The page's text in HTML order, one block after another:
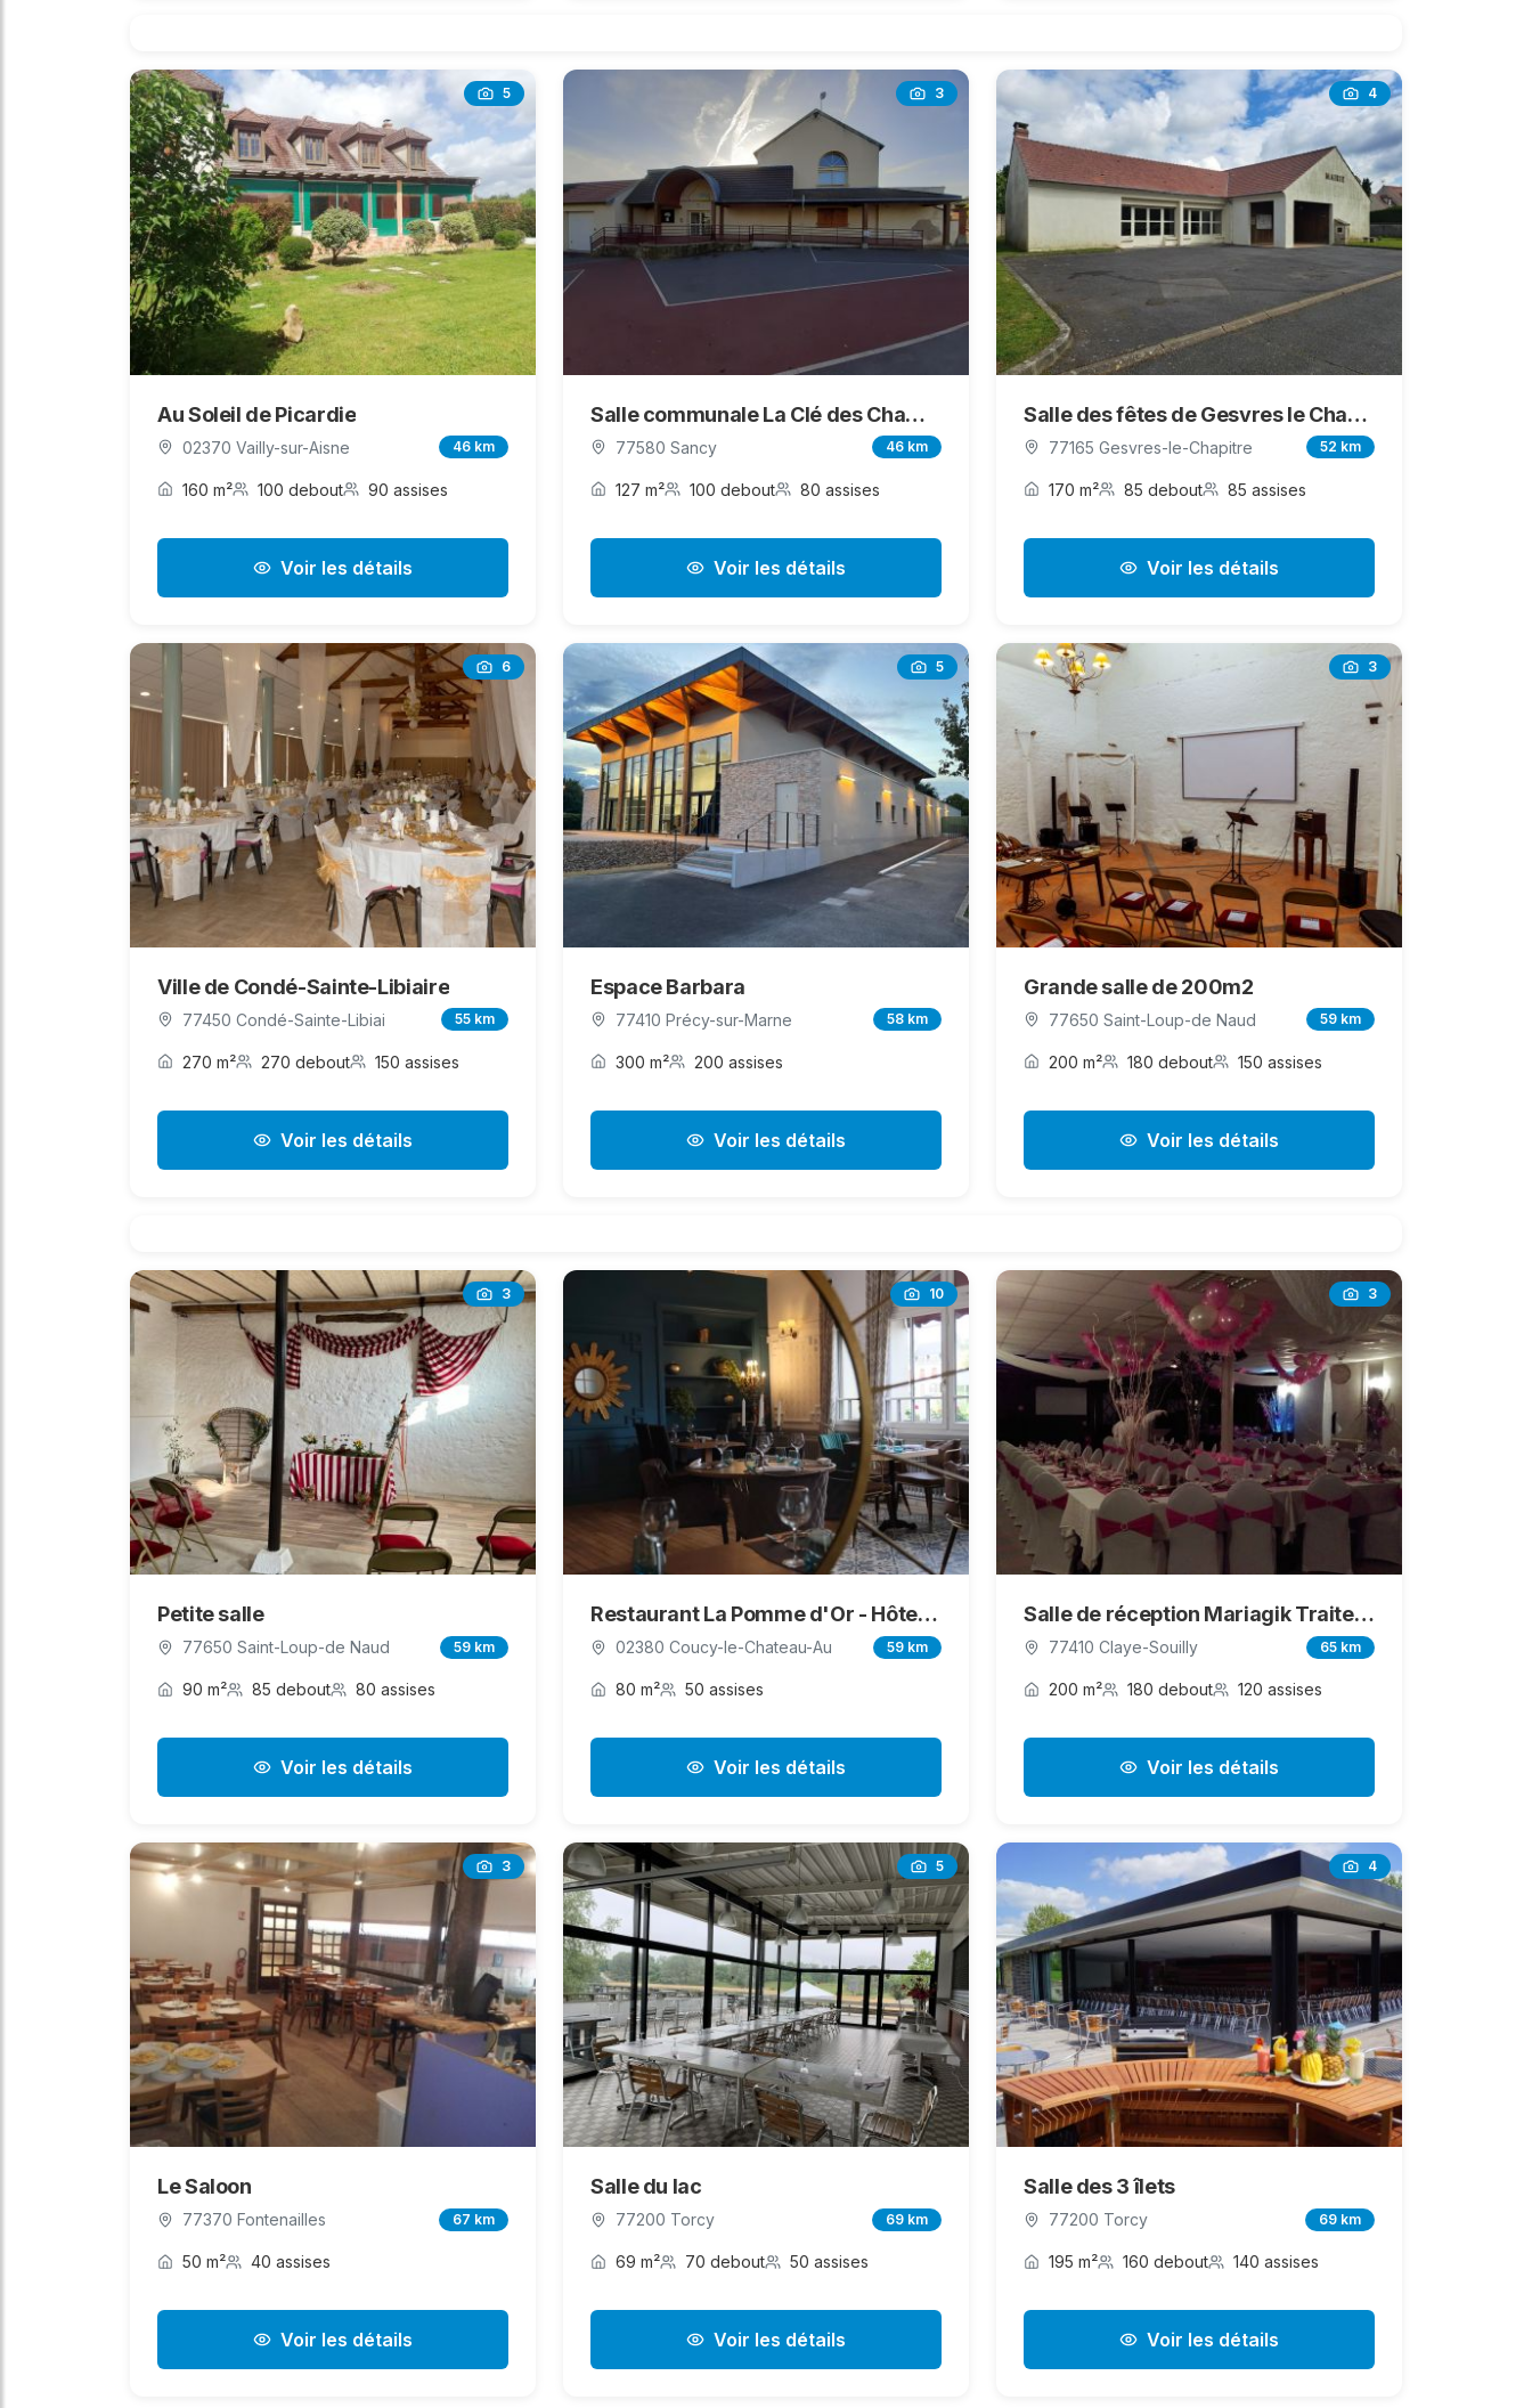
5
Au Soleil de Picardie
02370 Vailly-sur-Aisne 46 km
160 m² 100 debout 90 assises
Voir les détails
3
Salle communale La Clé des Champs
77580 Sancy 46 km
127 m² 100 debout 80 assises
Voir les détails
4
Salle des fêtes de Gesvres le Chapitre 77165
77165 Gesvres-le-Chapitre 52 km
170 m² 85 debout 85 assises
Voir les détails
6
Ville de Condé-Sainte-Libiaire
77450 Condé-Sainte-Libiai 55 km
270 m² 270 debout 150 assises
Voir les détails
5
Espace Barbara
77410 Précy-sur-Marne 58 km
300 m² 200 assises
Voir les détails
3
Grande salle de 200m2
77650 Saint-Loup-de Naud 59 km
200 m² 180 debout 150 assises
Voir les détails
3
Petite salle
77650 Saint-Loup-de Naud 59 km
90 m² 85 debout 80 assises
Voir les détails
10
Restaurant La Pomme d'Or - Hôtel Bellevue
02380 Coucy-le-Chateau-Au 59 km
80 m² 50 assises
Voir les détails
3
Salle de réception Mariagik Traiteur Seine et Marne
77410 Claye-Souilly 65 km
200 m² 180 debout 120 assises
Voir les détails
3
Le Saloon
77370 Fontenailles 67 km
50 m² 40 assises
Voir les détails
5
Salle du lac
77200 Torcy 69 km
69 m² 70 debout 50 assises
Voir les détails
4
Salle des 3 îlets
77200 Torcy 69 km
195 m² 160 debout 140 assises
Voir les détails